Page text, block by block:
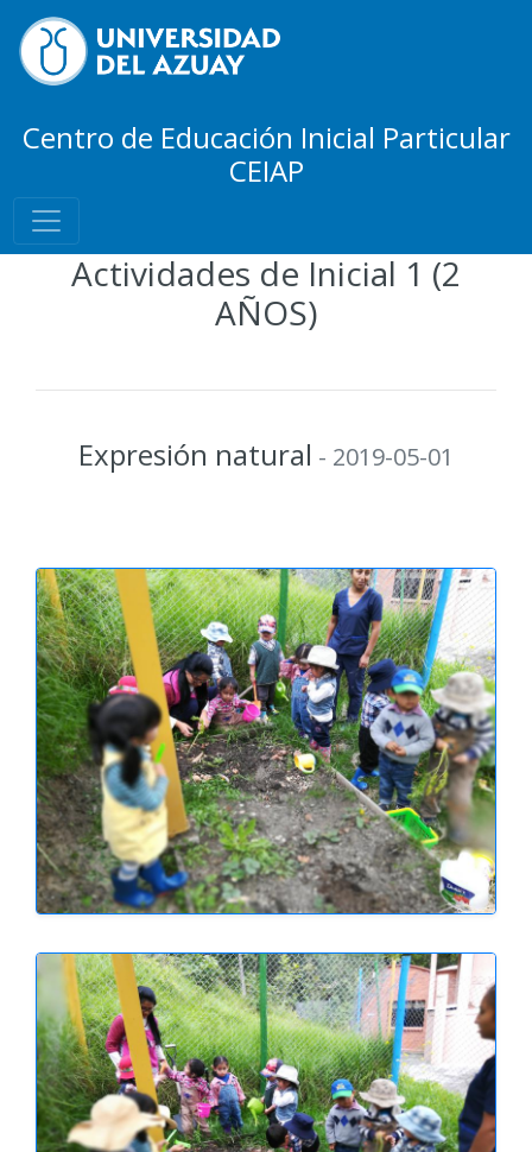
Centro de Educación Inicial Particular
CEIAP
Actividades de Inicial 1 (2
AÑOS)
Expresión natural - 2019-05-01